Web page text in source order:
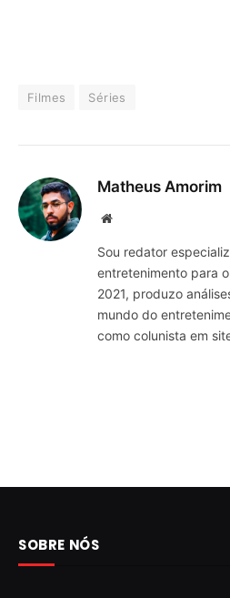
Filmes Séries
Matheus Amorim
Website
Sou redator
entretenimento para
2021, produzo
mundo do
como colunista em
SOBRE NÓS